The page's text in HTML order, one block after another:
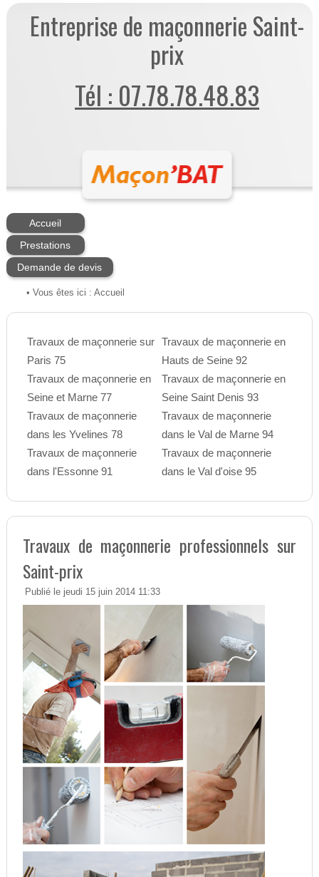
Entreprise de maçonnerie Saint-
prix
Tél : 07.78.78.48.83
Accueil
Prestations
Demande de devis
• Vous êtes ici : Accueil
Travaux de maçonnerie sur
Paris 75
Travaux de maçonnerie en
Seine et Marne 77
Travaux de maçonnerie
dans les Yvelines 78
Travaux de maçonnerie
dans l'Essonne 91
Travaux de maçonnerie en
Hauts de Seine 92
Travaux de maçonnerie en
Seine Saint Denis 93
Travaux de maçonnerie
dans le Val de Marne 94
Travaux de maçonnerie
dans le Val d'oise 95
Travaux de maçonnerie professionnels sur
Saint-prix
Publié le jeudi 15 juin 2014 11:33